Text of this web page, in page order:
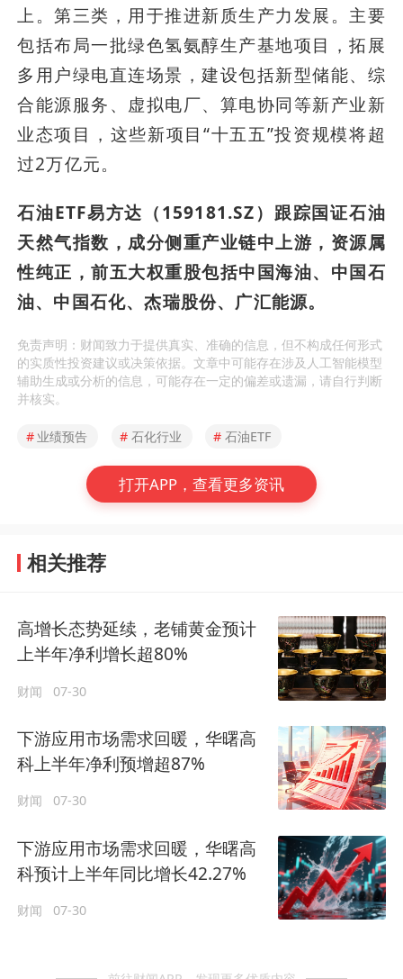
上。第三类，用于推进新质生产力发展。主要
包括布局一批绿色氢氨醇生产基地项目，拓展
多用户绿电直连场景，建设包括新型储能、综
合能源服务、虚拟电厂、算电协同等新产业新
业态项目，这些新项目“十五五”投资规模将超
过2万亿元。
石油ETF易方达（159181.SZ）跟踪国证石油
天然气指数，成分侧重产业链中上游，资源属
性纯正，前五大权重股包括中国海油、中国石
油、中国石化、杰瑞股份、广汇能源。
免责声明：财闻致力于提供真实、准确的信息，但不构成任何形式
的实质性投资建议或决策依据。文章中可能存在涉及人工智能模型
辅助生成或分析的信息，可能存在一定的偏差或遗漏，请自行判断
并核实。
# 业绩预告 # 石化行业 # 石油ETF
打开APP，查看更多资讯
相关推荐
高增长态势延续，老铺黄金预计
上半年净利增长超80%
财闻 07-30
下游应用市场需求回暖，华曙高
科上半年净利预增超87%
财闻 07-30
下游应用市场需求回暖，华曙高
科预计上半年同比增长42.27%
财闻 07-30